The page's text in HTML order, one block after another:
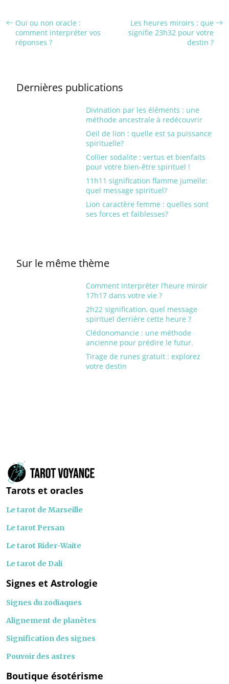
Oui ou non oracle :
comment interpréter vos
réponses ?
Les heures miroirs : que
signifie 23h32 pour votre
destin ?
Dernières publications
Divination par les éléments : une
méthode ancestrale à redécouvrir
Oeil de lion : quelle est sa puissance
spirituelle?
Collier sodalite : vertus et bienfaits
pour votre bien-être spirituel !
11h11 signification flamme jumelle:
quel message spirituel?
Lion caractère femme : quelles sont
ses forces et faiblesses?
Sur le même thème
Comment interpréter l’heure miroir
17h17 dans votre vie ?
2h22 signification, quel message
spirituel derrière cette heure ?
Clédonomancie : une méthode
ancienne pour prédire le futur.
Tirage de runes gratuit : explorez
votre destin
Tarots et oracles
Le tarot de Marseille
Le tarot Persan
Le tarot Rider-Waite
Le tarot de Dali
Signes et Astrologie
Signes du zodiaques
Alignement de planètes
Signification des signes
Pouvoir des astres
Boutique ésotérisme